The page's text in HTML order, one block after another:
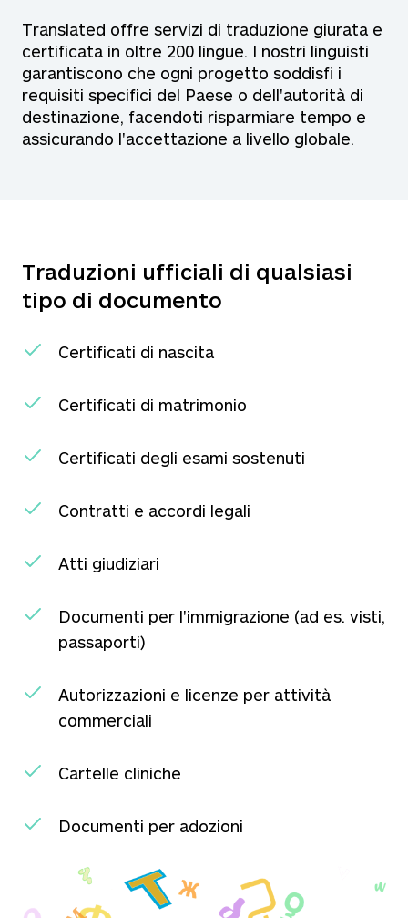
Translated offre servizi di traduzione giurata e
certificata in oltre 200 lingue. I nostri linguisti
garantiscono che ogni progetto soddisfi i
requisiti specifici del Paese o dell'autorità di
destinazione, facendoti risparmiare tempo e
assicurando l'accettazione a livello globale.
Traduzioni ufficiali di qualsiasi
tipo di documento
Certificati di nascita
Certificati di matrimonio
Certificati degli esami sostenuti
Contratti e accordi legali
Atti giudiziari
Documenti per l'immigrazione (ad es. visti,
passaporti)
Autorizzazioni e licenze per attività
commerciali
Cartelle cliniche
Documenti per adozioni